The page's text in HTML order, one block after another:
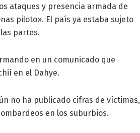
ataques y presencia armada de
piloto». El país ya estaba sujeto
partes.
en un comunicado que
en el Dahye.
no ha publicado cifras de víctimas,
en los suburbios.